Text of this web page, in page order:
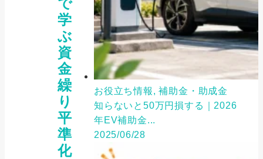
学
ぶ
資
金
繰
り
平
準
化
お役立ち情報, 補助金・助成金
知らないと50万円損する｜2026
年EV補助金...
2025/06/28